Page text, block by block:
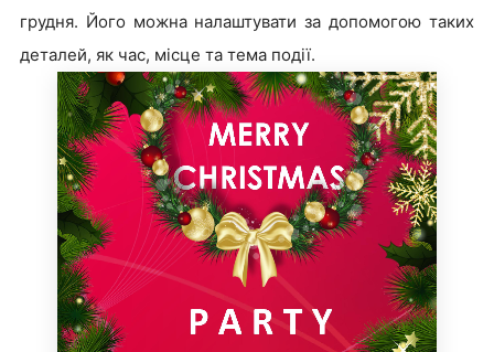
грудня. Його можна налаштувати за допомогою таких
деталей, як час, місце та тема події.